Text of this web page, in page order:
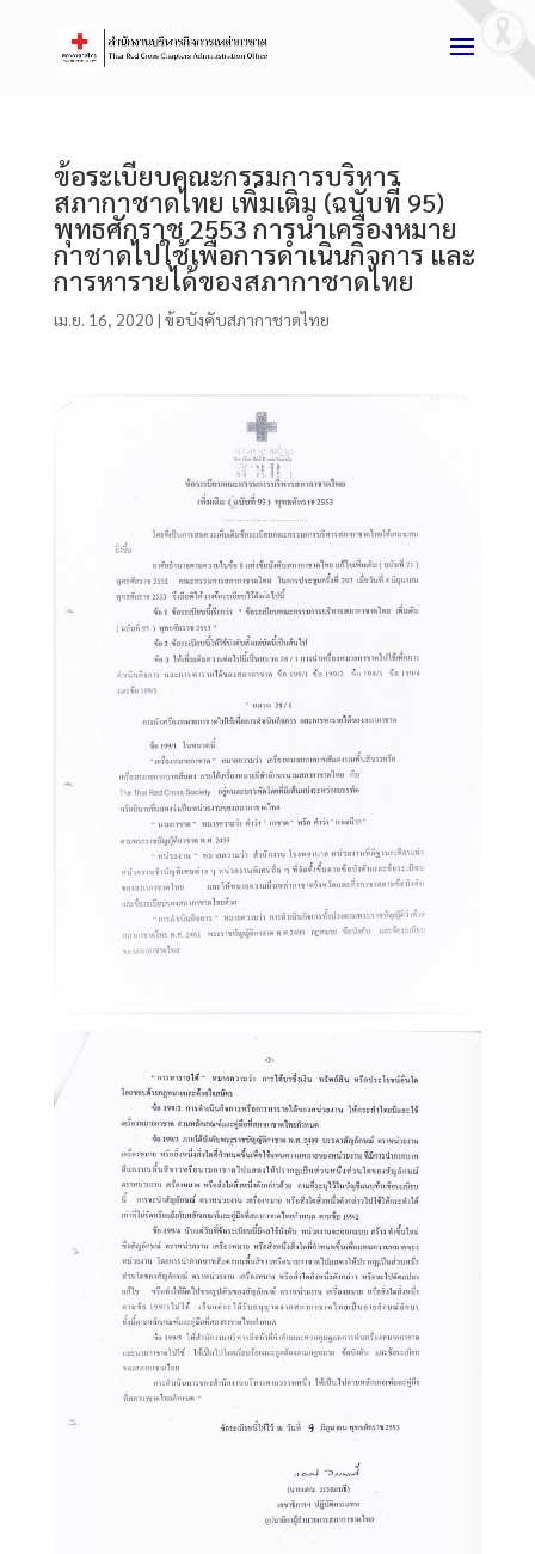
ข้อระเบียบคณะกรรมการบริหาร
สภากาชาดไทย เพิ่มเติม (ฉบับที่ 95)
พุทธศักราช 2553 การนำเครื่องหมาย
กาชาดไปใช้เพื่อการดำเนินกิจการ และ
การหารายได้ของสภากาชาดไทย
เม.ย. 16, 2020 | ข้อบังคับสภากาชาดไทย